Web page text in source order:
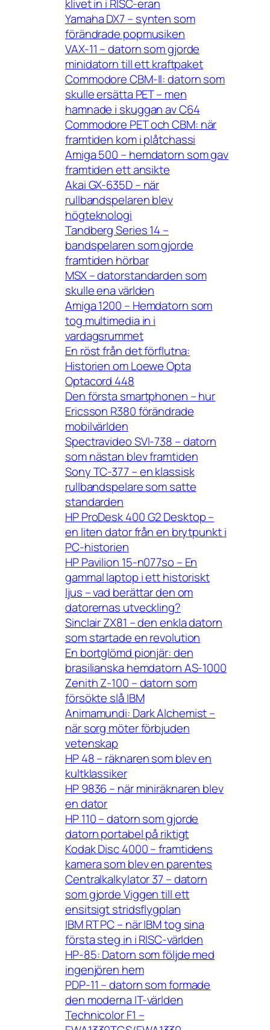
klivet in i RISC-eran
Yamaha DX7 – synten som
förändrade popmusiken
VAX-11 – datorn som gjorde
minidatorn till ett kraftpaket
Commodore CBM-II: datorn som
skulle ersätta PET – men
hamnade i skuggan av C64
Commodore PET och CBM: när
framtiden kom i plåtchassi
Amiga 500 – hemdatorn som gav
framtiden ett ansikte
Akai GX-635D – när
rullbandspelaren blev
högteknologi
Tandberg Series 14 –
bandspelaren som gjorde
framtiden hörbar
MSX – datorstandarden som
skulle ena världen
Amiga 1200 – Hemdatorn som
tog multimedia in i
vardagsrummet
En röst från det förflutna:
Historien om Loewe Opta
Optacord 448
Den första smartphonen – hur
Ericsson R380 förändrade
mobilvärlden
Spectravideo SVI-738 – datorn
som nästan blev framtiden
Sony TC-377 – en klassisk
rullbandspelare som satte
standarden
HP ProDesk 400 G2 Desktop –
en liten dator från en brytpunkt i
PC-historien
HP Pavilion 15-n077so – En
gammal laptop i ett historiskt
ljus – vad berättar den om
datorernas utveckling?
Sinclair ZX81 – den enkla datorn
som startade en revolution
En bortglömd pionjär: den
brasilianska hemdatorn AS-1000
Zenith Z-100 – datorn som
försökte slå IBM
Animamundi: Dark Alchemist –
när sorg möter förbjuden
vetenskap
HP 48 – räknaren som blev en
kultklassiker
HP 9836 – när miniräknaren blev
en dator
HP 110 – datorn som gjorde
datorn portabel på riktigt
Kodak Disc 4000 – framtidens
kamera som blev en parentes
Centralkalkylator 37 – datorn
som gjorde Viggen till ett
ensitsigt stridsflygplan
IBM RT PC – när IBM tog sina
första steg in i RISC-världen
HP-85: Datorn som följde med
ingenjören hem
PDP-11 – datorn som formade
den moderna IT-världen
Technicolor F1 –